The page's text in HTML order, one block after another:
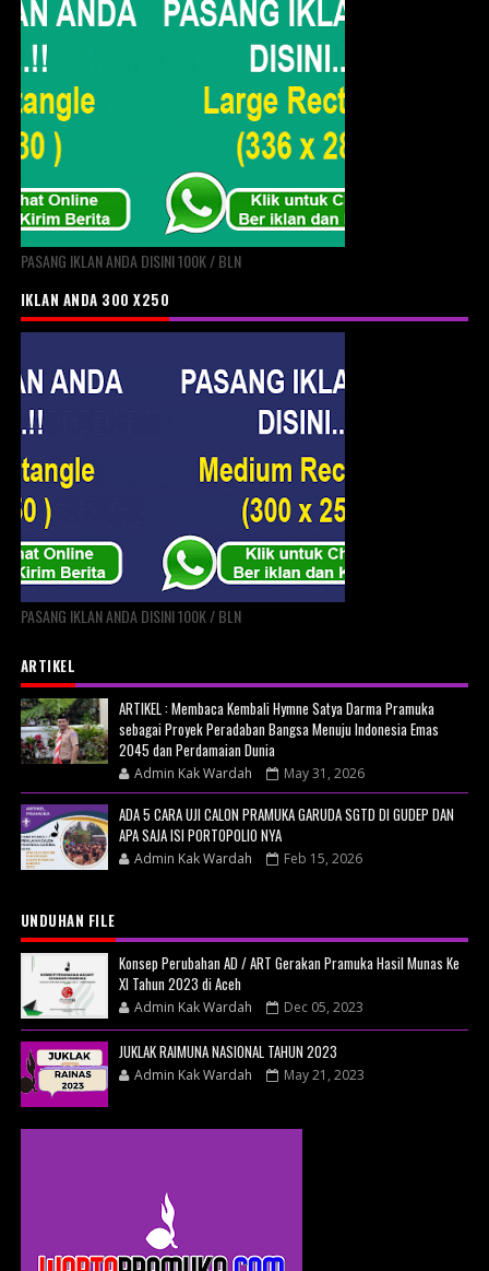
PASANG IKLAN ANDA DISINI 100K / BLN
IKLAN ANDA 300 X250
PASANG IKLAN ANDA DISINI 100K / BLN
ARTIKEL
ARTIKEL : Membaca Kembali Hymne Satya Darma Pramuka
sebagai Proyek Peradaban Bangsa Menuju Indonesia Emas
2045 dan Perdamaian Dunia
Admin Kak Wardah May 31, 2026
ADA 5 CARA UJI CALON PRAMUKA GARUDA SGTD DI GUDEP DAN
APA SAJA ISI PORTOPOLIO NYA
Admin Kak Wardah Feb 15, 2026
UNDUHAN FILE
Konsep Perubahan AD / ART Gerakan Pramuka Hasil Munas Ke
XI Tahun 2023 di Aceh
Admin Kak Wardah Dec 05, 2023
JUKLAK RAIMUNA NASIONAL TAHUN 2023
Admin Kak Wardah May 21, 2023